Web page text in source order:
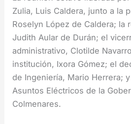
Zulia, Luis Caldera, junto a la
Roselyn López de Caldera; la
Judith Aular de Durán; el
administrativo, Clotilde
institución, Ixora Gómez; el
de Ingeniería, Mario Herrera;
Asuntos Eléctricos de la
Colmenares.